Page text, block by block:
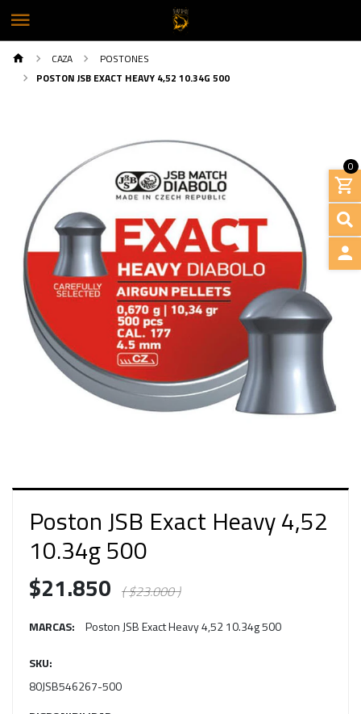
0
CAZA
POSTONES
POSTON JSB EXACT HEAVY 4,52 10.34G 500
Poston JSB Exact Heavy 4,52
10.34g 500
$21.850 ( $23.000 )
MARCAS: Poston JSB Exact Heavy 4,52 10.34g 500
SKU:
80JSB546267-500